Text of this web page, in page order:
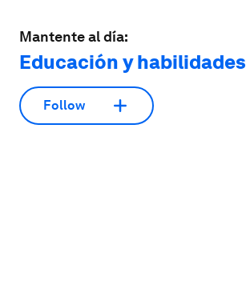
Mantente al día:
Educación y habilidades
Follow